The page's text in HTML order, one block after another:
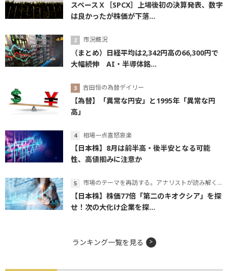
スペースＸ［SPCX］上場後初の決算発表、数字
は良かったが株価が下落...
市況概況
（まとめ）日経平均は2,342円高の66,300円で
大幅続伸 AI・半導体銘...
吉田恒の為替デイリー
【為替】「異常な円安」と1995年「異常な円
高」
相場一点喜怒哀楽
【日本株】8月は前半高・後半安となる可能
性、高値掴みに注意か
市場のテーマを再訪する。アナリストが読み解くテーマの本質
【日本株】株価77倍「第二のキオクシア」を探
せ！次の大化け企業を探...
ランキング一覧を見る